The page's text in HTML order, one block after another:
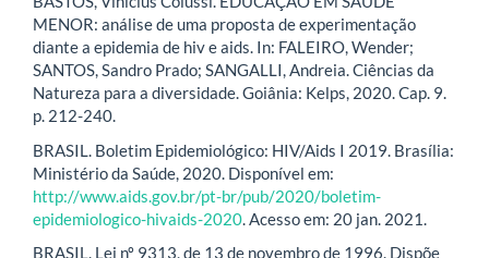
MENOR: análise de uma proposta de experimentação
diante a epidemia de hiv e aids. In: FALEIRO, Wender;
SANTOS, Sandro Prado; SANGALLI, Andreia. Ciências da
Natureza para a diversidade. Goiânia: Kelps, 2020. Cap. 9.
p. 212-240.
BRASIL. Boletim Epidemiológico: HIV/Aids I 2019. Brasília:
Ministério da Saúde, 2020. Disponível em:
http://www.aids.gov.br/pt-br/pub/2020/boletim-
epidemiologico-hivaids-2020. Acesso em: 20 jan. 2021.
BRASIL. Lei nº 9313, de 13 de novembro de 1996. Dispõe